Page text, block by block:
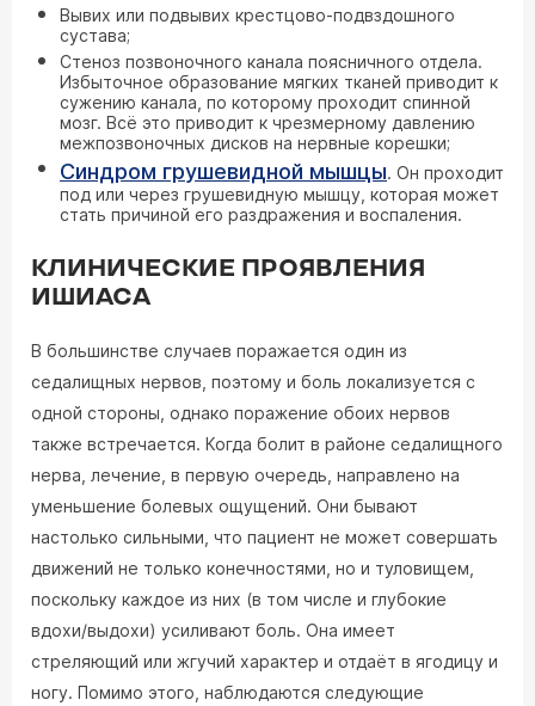
Вывих или подвывих крестцово-подвздошного
сустава;
Стеноз позвоночного канала поясничного отдела.
Избыточное образование мягких тканей приводит к
сужению канала, по которому проходит спинной
мозг. Всё это приводит к чрезмерному давлению
межпозвоночных дисков на нервные корешки;
Синдром грушевидной мышцы. Он проходит
под или через грушевидную мышцу, которая может
стать причиной его раздражения и воспаления.
КЛИНИЧЕСКИЕ ПРОЯВЛЕНИЯ
ИШИАСА
В большинстве случаев поражается один из
седалищных нервов, поэтому и боль локализуется с
одной стороны, однако поражение обоих нервов
также встречается. Когда болит в районе седалищного
нерва, лечение, в первую очередь, направлено на
уменьшение болевых ощущений. Они бывают
настолько сильными, что пациент не может совершать
движений не только конечностями, но и туловищем,
поскольку каждое из них (в том числе и глубокие
вдохи/выдохи) усиливают боль. Она имеет
стреляющий или жгучий характер и отдаёт в ягодицу и
ногу. Помимо этого, наблюдаются следующие